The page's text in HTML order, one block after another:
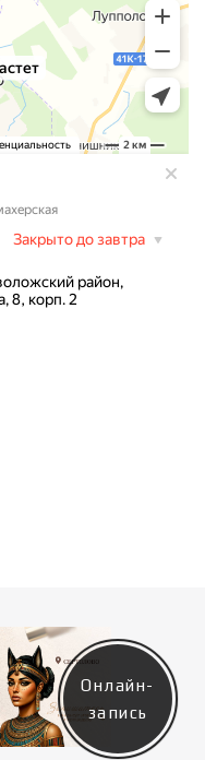
Онлайн-
запись